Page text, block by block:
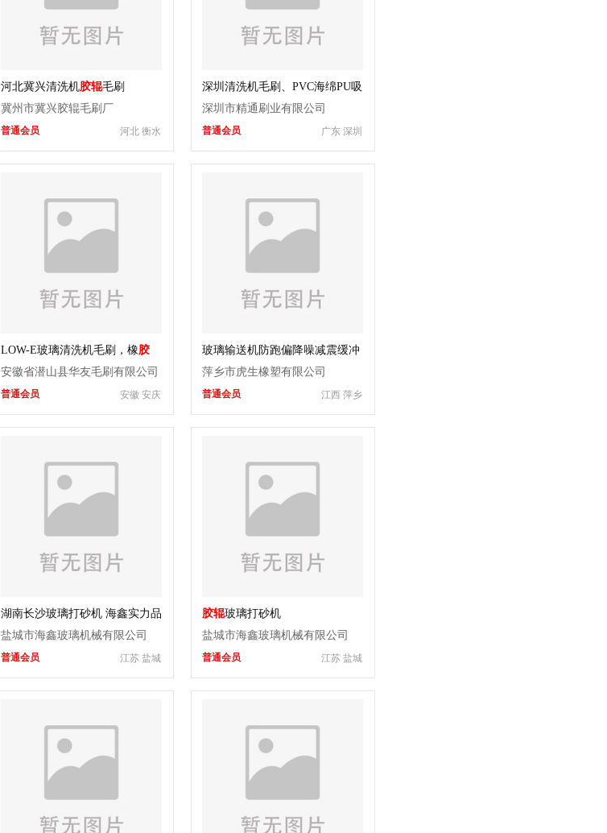
河北冀兴清洗机胶辊毛刷
冀州市冀兴胶辊毛刷厂
河北 衡水
普通会员
深圳清洗机毛刷、PVC海绵PU吸
水绵
深圳市精通刷业有限公司
广东 深圳
普通会员
LOW-E玻璃清洗机毛刷，橡胶
辊，吸水辊，布刷，铝座
安徽省潜山县华友毛刷有限公司
安徽 安庆
普通会员
玻璃输送机防跑偏降噪减震缓冲
橡胶托辊生产厂家直销
200/300/350/400/550/600/650/700/750/800/950/1150mm
宽防摔弹力橡胶压棍皮棍规格型
萍乡市虎生橡塑有限公司
江西 萍乡
普通会员
湖南长沙玻璃打砂机 海鑫实力品
牌
盐城市海鑫玻璃机械有限公司
江苏 盐城
普通会员
胶辊玻璃打砂机
盐城市海鑫玻璃机械有限公司
江苏 盐城
普通会员